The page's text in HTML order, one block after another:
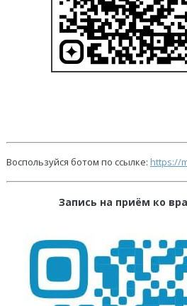
Воспользуйся ботом по ссылке: https://
Запись на приём ко